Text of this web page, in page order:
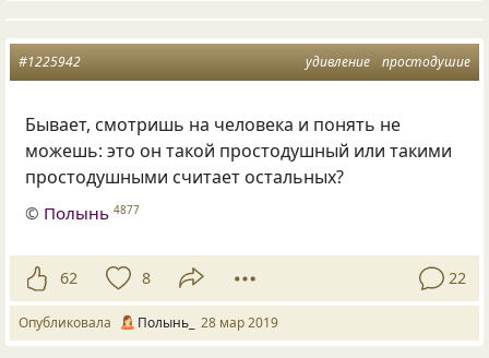
удивление простодушие
#1225942
Бывает, смотришь на человека и понять не
можешь: это он такой простодушный или такими
простодушными считает остальных?
© Полынь 4877
62 8 22
Опубликовала Полынь_ 28 мар 2019